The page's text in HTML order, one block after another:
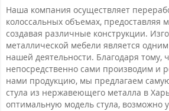
Наша компания осуществляет
колоссальных объемах, предоставляя
создавая различные конструкции.
металлической мебели является
нашей деятельности. Благодаря тому,
непосредственно сами производим и
нами продукцию, мы предлагаем
стула из нержавеющего металла в
оптимальную модель стула, возможно у